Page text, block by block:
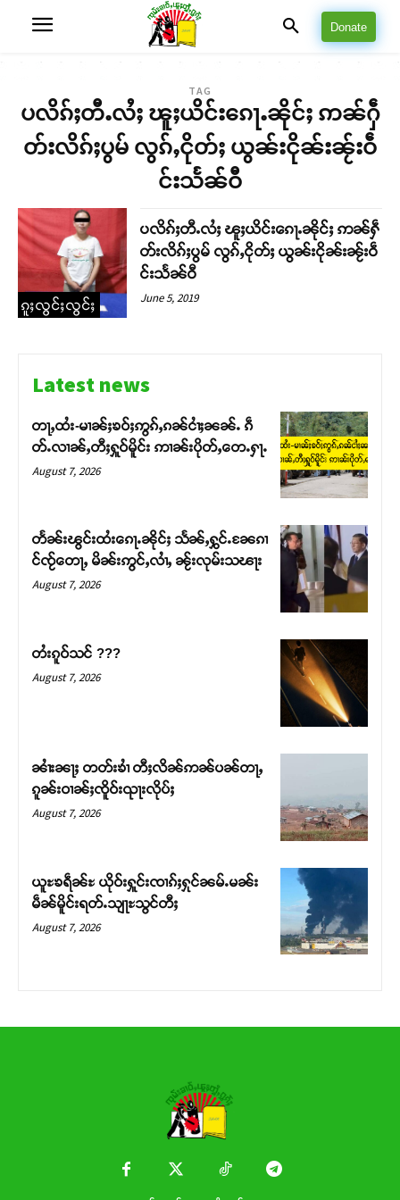
တႃႇႁႂ်ႈသဵင်ၵၢင်ၸႂ်ၵူၼ်းမိူင်း ၵူႈတီႈၵူႈလႅၼ်ပေႃးတေၸွ
ဝ်ႇၽူႈတွႆႇႁွၵ်ႈ လႆႈယူႇၶႃႈဢေႃႈ။
Donate
TAG
ပလိၵ်ႈတီႉလႆႈ ၽူႈယိင်းၵေႃႉၼိုင်ႈ ဢၼ်ႁဵ
တ်းလိၵ်ႈပွမ် လွၵ်ႇငိုတ်ႈ ယွၼ်းငိုၼ်းၼႂ်းဝဵ
င်းသႅၼ်ဝီ
ၵူႈလွင်ႈလွင်ႈ
ပလိၵ်ႈတီႉလႆႈ ၽူႈယိင်းၵေႃႉၼိုင်ႈ ဢၼ်ႁဵ
တ်းလိၵ်ႈပွမ် လွၵ်ႇငိုတ်ႈ ယွၼ်းငိုၼ်းၼႂ်းဝဵ
င်းသႅၼ်ဝီ
June 5, 2019
Latest news
တႃႇထႆး-မၢၼ်ႈၶဝ်ႈဢွၵ်ႇၵၼ်ငၢႆႈၼၼ်ႉ ၵဵ
တ်ႉလၢၼ်ႇတီႈႁူဝ်မိူင်း ဢၢၼ်းပိုတ်ႇတေႉႁႃႉ
August 7, 2026
တႅၼ်းၽွင်းထႆးၵေႃႉၼိုင်ႈ သႅၼ်ႇႁွင်ႉၼႄၵၢ
င်ၸႂ်တေႃႇ မိၼ်းဢွင်ႇလၢႆႇ ၼႂ်းလုမ်းသၽႃး
August 7, 2026
တႆးၵူဝ်သင် ???
August 7, 2026
ၼၢႆးၼႃႈ တတ်းၶၢႆ တီႈလိၼ်ဢၼ်ပၼ်တႃႇ
ၵူၼ်းဝၢၼ်ႈၸိူဝ်းၺႃးလိုပ်ႈ
August 7, 2026
ယူႊၶရဵၼ်ႊ ယိုဝ်းႁူင်းၸၢၵ်ႈႁုင်ၼမ်ႉမၼ်း
မဵၼ်မိူင်းရတ်ႉသျႃႊသွင်တီႈ
August 7, 2026